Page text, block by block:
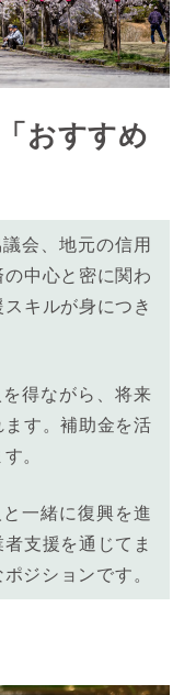
おすすめ
会、地元の信用
中心と密に関わ
キルが身につき
得ながら、将来
す。補助金を活
。
一緒に復興を進
支援を通じてま
ジションです。